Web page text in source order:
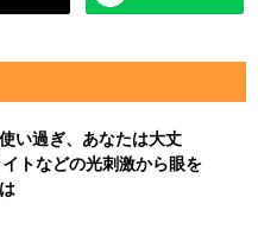
い過ぎ、あなたは大丈
トなどの光刺激から眼を